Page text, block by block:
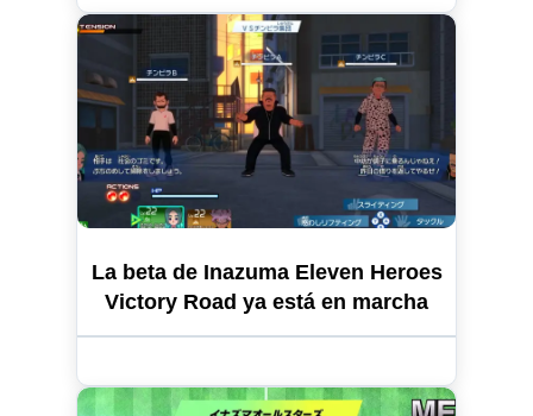
La beta de Inazuma Eleven Heroes
Victory Road ya está en marcha